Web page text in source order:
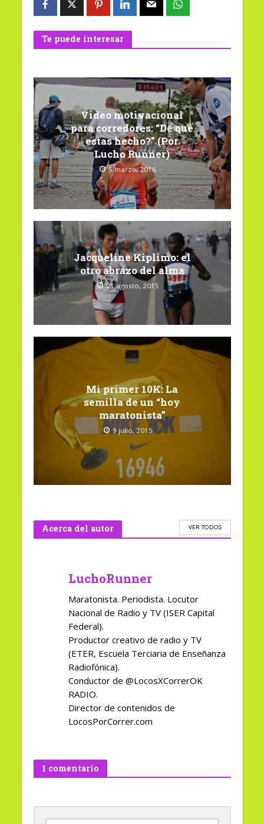
Te puede interesar
Video motivacional
para corredores: “De qué
estas hecho?” (Por
Lucho Runner)
5 marzo, 2016
Jacqueline Kiplimo: el
otro abrazo del alma
21 agosto, 2015
Mi primer 10K: La
semilla de un “hoy
maratonista”
9 julio, 2015
Acerca del autor VER TODOS
LuchoRunner
Maratonista. Periodista. Locutor
Nacional de Radio y TV (ISER Capital
Federal).
Productor creativo de radio y TV
(ETER, Escuela Terciaria de Enseñanza
Radiofónica).
Conductor de @LocosXCorrerOK
RADIO.
Director de contenidos de
LocosPorCorrer.com
1 comentario